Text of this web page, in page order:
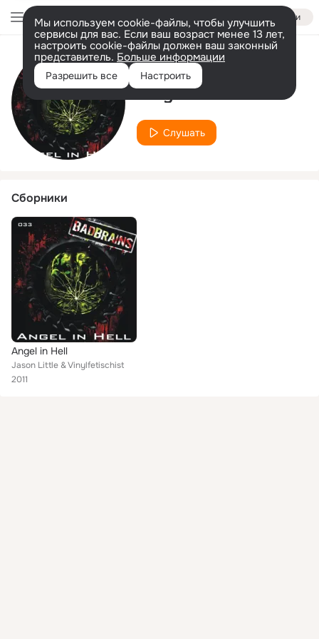
Войти
Мы используем cookie-файлы, чтобы улучшить
сервисы для вас. Если ваш возраст менее 13 лет,
настроить cookie-файлы должен ваш законный
представитель. Больше информации
Разрешить все Настроить
Исполнитель
Vinylfetischist
Слушать
Сборники
Angel in Hell
Jason Little & Vinylfetischist
2011